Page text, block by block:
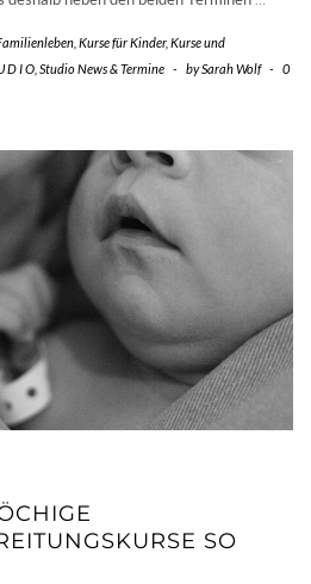
Kurse für Kinder, Kurse und
D I O Studio News & Termine - bySarah Wolf -
0
SO